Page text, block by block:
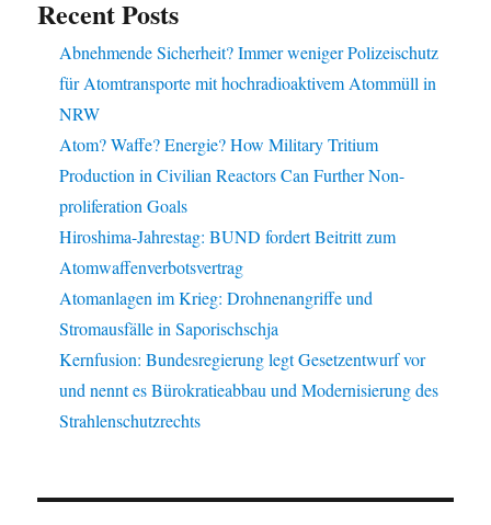
Recent Posts
Abnehmende Sicherheit? Immer weniger Polizeischutz
für Atomtransporte mit hochradioaktivem Atommüll in
NRW
Atom? Waffe? Energie? How Military Tritium
Production in Civilian Reactors Can Further Non-
proliferation Goals
Hiroshima-Jahrestag: BUND fordert Beitritt zum
Atomwaffenverbotsvertrag
Atomanlagen im Krieg: Drohnenangriffe und
Stromausfälle in Saporischschja
Kernfusion: Bundesregierung legt Gesetzentwurf vor
und nennt es Bürokratieabbau und Modernisierung des
Strahlenschutzrechts